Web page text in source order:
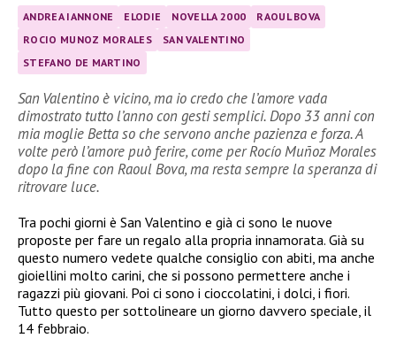
ANDREA IANNONE ELODIE NOVELLA 2000
RAOUL BOVA
ROCIO MUNOZ MORALES
SAN VALENTINO
STEFANO DE MARTINO
San Valentino è vicino, ma io credo che l’amore vada
dimostrato tutto l’anno con gesti semplici. Dopo 33 anni con
mia moglie Betta so che servono anche pazienza e forza. A
volte però l’amore può ferire, come per Rocío Muñoz Morales
dopo la fine con Raoul Bova, ma resta sempre la speranza di
ritrovare luce.
Tra pochi giorni è San Valentino e già ci sono le nuove
proposte per fare un regalo alla propria innamorata. Già su
questo numero vedete qualche consiglio con abiti, ma anche
gioiellini molto carini, che si possono permettere anche i
ragazzi più giovani. Poi ci sono i cioccolatini, i dolci, i fiori.
Tutto questo per sottolineare un giorno davvero speciale, il
14 febbraio.